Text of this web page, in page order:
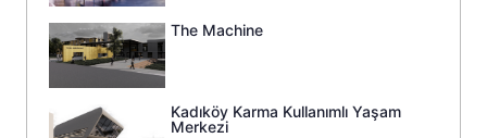
The Machine
Kadıköy Karma Kullanımlı Yaşam
Merkezi